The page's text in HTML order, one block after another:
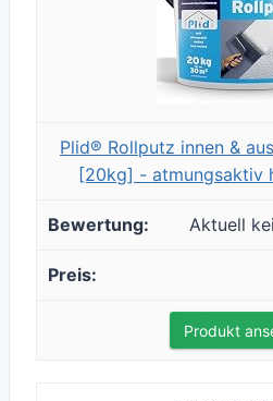
Plid® Rollputz innen &
[20kg] - atmungsaktiv
Aktuell
Produkt